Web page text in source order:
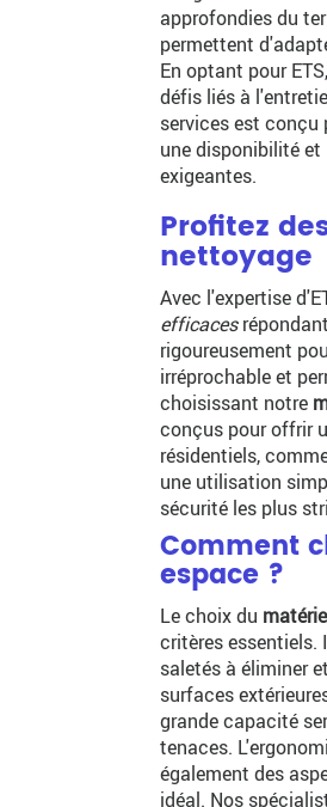
approfondies du
permettent
En optant pour
défis liés à
services est conçu
une disponibilité
exigeantes.
Profitez
nettoyage
Avec l'expertise
efficaces
rigoureusement
irréprochable et
choisissant notre
conçus pour offrir
résidentiels,
une utilisation
sécurité les plus
Comment
espace ?
Le choix du
critères essentiels.
saletés à éliminer
surfaces
grande capacité
tenaces.
également des
idéal. Nos